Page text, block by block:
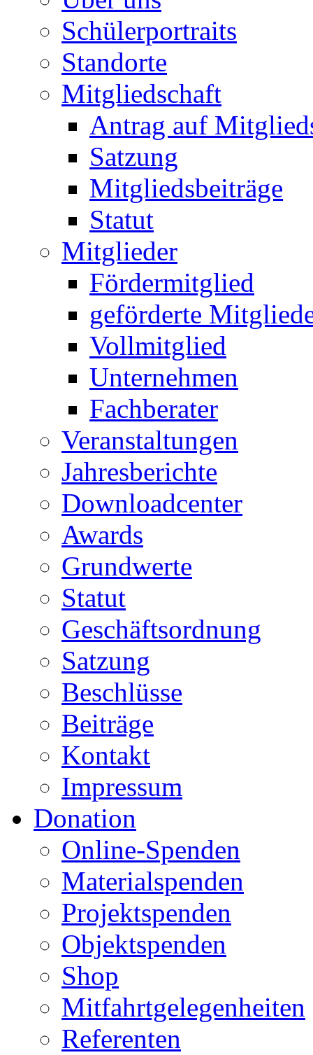
Schülerportraits
Standorte
Mitgliedschaft
Antrag auf
Satzung
Mitgliedsbeiträge
Statut
Mitglieder
Fördermitglied
geförderte
Vollmitglied
Unternehmen
Fachberater
Veranstaltungen
Jahresberichte
Downloadcenter
Awards
Grundwerte
Statut
Geschäftsordnung
Satzung
Beschlüsse
Beiträge
Kontakt
Impressum
Donation
Online-Spenden
Materialspenden
Projektspenden
Objektspenden
Shop
Mitfahrtgelegenheiten
Referenten